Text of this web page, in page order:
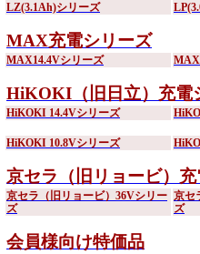
LZ(3.1Ah)シリーズ
MAX充電シリーズ
MAX14.4Vシリーズ
HiKOKI（旧日立）充電
HiKOKI 14.4Vシリーズ
HiKOKI 10.8Vシリーズ
京セラ（旧リョービ）
京セラ（旧リョービ）36Vシリー
ズ
京セ
ズ
会員様向け特価品